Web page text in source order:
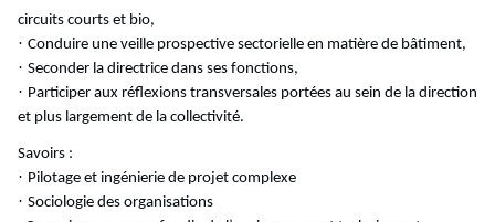
circuits courts et bio,
· Conduire une veille prospective sectorielle en matière de bâtiment,
· Seconder la directrice dans ses fonctions,
· Participer aux réflexions transversales portées au sein de la direction
et plus largement de la collectivité.
Savoirs :
· Pilotage et ingénierie de projet complexe
· Sociologie des organisations